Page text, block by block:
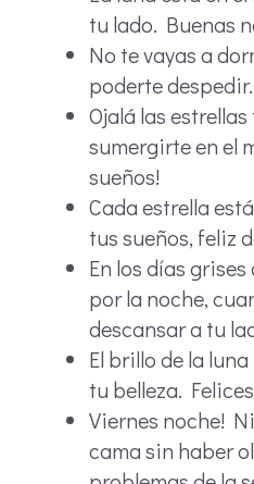
tu lado. Buenas
No te vayas a
poderte despedir.
Ojalá las
sumergirte en el
sueños!
Cada estrella
tus sueños, feliz
En los días
por la noche,
descansar a tu
El brillo de la
tu belleza.
Viernes noche!
cama sin haber